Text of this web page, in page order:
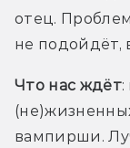
отец.
не подойдёт,
Что нас ждёт:
вампирши.